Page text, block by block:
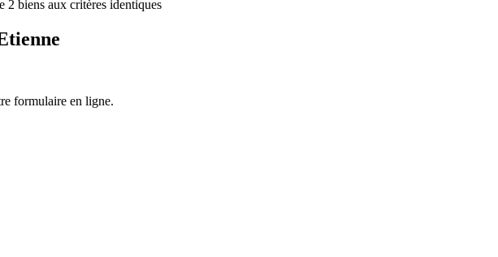
2 biens aux critères identiques
formulaire en ligne.